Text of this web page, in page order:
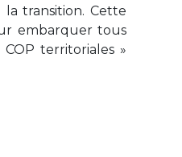
transition. Cette
embarquer tous
territoriales »